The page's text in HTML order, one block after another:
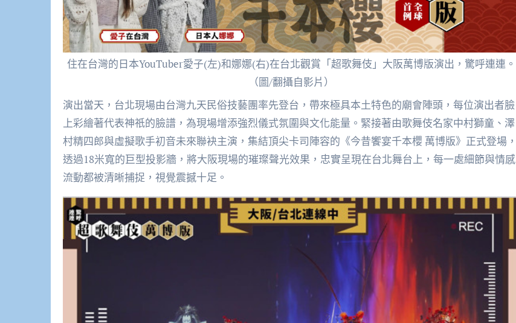
住在台灣的日本YouTuber愛子(左)和娜娜(右)在台北觀賞「超歌舞伎」大阪萬博版演出，驚呼連連。
（圖/翻攝自影片）
演出當天，台北現場由台灣九天民俗技藝團率先登台，帶來極具本土特色的廟會陣頭，每位演出者臉
上彩繪著代表神祇的臉譜，為現場增添強烈儀式氛圍與文化能量。緊接著由歌舞伎名家中村獅童、澤
村精四郎與虛擬歌手初音未來聯袂主演，集結頂尖卡司陣容的《今昔饗宴千本櫻 萬博版》正式登場，
透過18米寬的巨型投影牆，將大阪現場的璀璨聲光效果，忠實呈現在台北舞台上，每一處細節與情感
流動都被清晰捕捉，視覺震撼十足。